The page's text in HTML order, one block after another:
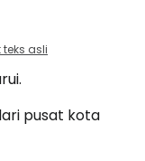
teks asli
pusat kota